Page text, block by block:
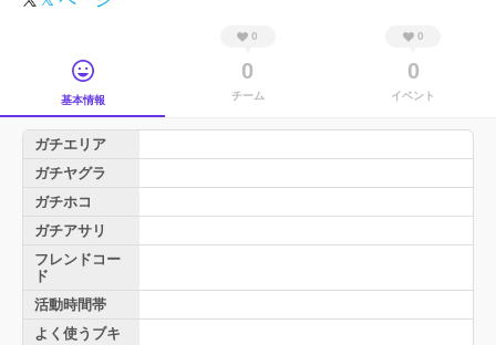
基本情報
0
0
チーム
0
0
イベント
ガチエリア
ガチヤグラ
ガチホコ
ガチアサリ
フレンドコー
ド
活動時間帯
よく使うブキ